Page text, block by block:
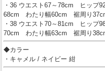
・36 ウエスト67～78cm ヒッ
68cm わたり幅60cm 裾周り
・38 ウエスト70～81cm ヒッ
70cm わたり幅63cm 裾周り
◆カラー
・キャメル / ネイビー 紺